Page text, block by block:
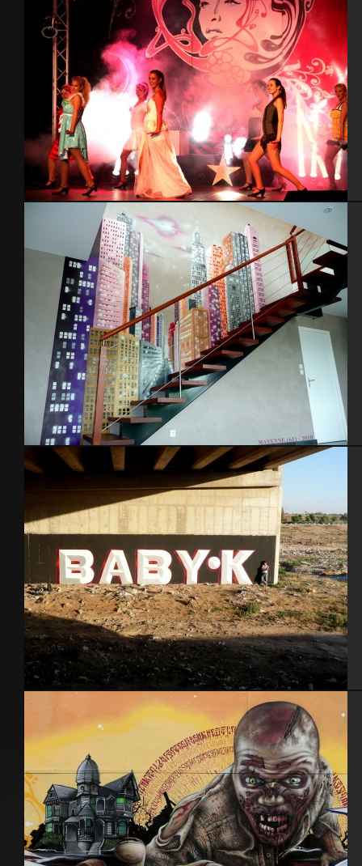
Décoration scène
Déco Loft – 2010